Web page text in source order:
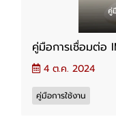
คู่มือการเชื่อมต่อ
4 ต.ค. 2024
คู่มือการใช้งาน